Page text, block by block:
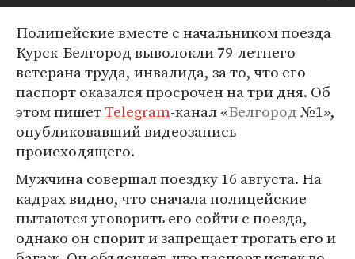
Полицейские вместе с начальником поезда
Курск-Белгород выволокли 79-летнего
ветерана труда, инвалида, за то, что его
паспорт оказался просрочен на три дня. Об
этом пишетTelegram-канал «Белгород№1»,
опубликовавший видеозапись
происходящего.
Мужчина совершал поездку 16 августа. На
кадрах видно, что сначала полицейские
пытаются уговорить его сойти с поезда,
однако он спорит и запрещает трогать его и